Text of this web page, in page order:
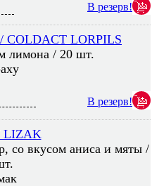
В резерв!
LORPILS
лимона / 20 шт.
В резерв!
со вкусом аниса и мяты /